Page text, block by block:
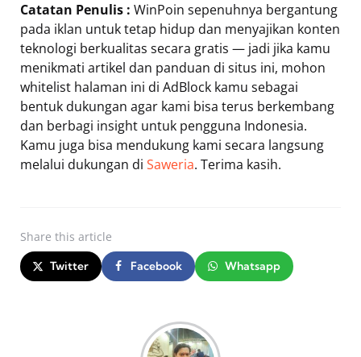
Catatan Penulis : WinPoin sepenuhnya bergantung
pada iklan untuk tetap hidup dan menyajikan konten
teknologi berkualitas secara gratis — jadi jika kamu
menikmati artikel dan panduan di situs ini, mohon
whitelist halaman ini di AdBlock kamu sebagai
bentuk dukungan agar kami bisa terus berkembang
dan berbagi insight untuk pengguna Indonesia.
Kamu juga bisa mendukung kami secara langsung
melalui dukungan di Saweria. Terima kasih.
Share this article
Twitter Facebook Whatsapp